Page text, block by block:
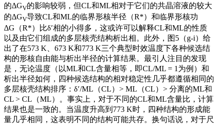
的ΔGV的影响较弱，但CL和ML相对于它们的共晶溶液的较大
的ΔGV导致CL和ML的临界形核半径（R*）和临界形核功
ΔG（R*）比δ′相的小得多，这或许可以解释CL和ML的性质
以及由它们组成的多层核壳结构析出相。此外，图5（g-i）给
出了在573 K、673 K和773 K三个典型时效温度下各种候选结
构的形核自由能与析出半径的计算结果。最引人注目的发现
是，无论温度（以ML和CL含量相等，即CL/ML = 1为例）和
析出半径如何，四种候选结构的相对稳定性几乎都遵循相同的
多层核壳结构排序：δ′/ML（CL）> ML（CL）> 分离的ML和
CL > CL（ML）。事实上，对于不同的CL和ML含量比，计算
结果也是一致的。当温度升高到773 K时，四种结构的形成能
量几乎相同，这表明不同的结构可能共存。换句话说，对于尺